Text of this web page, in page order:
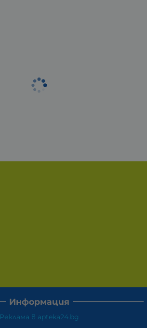
Информация
Реклама в apteka24.bg